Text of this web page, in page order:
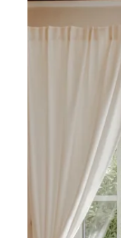
Interiör
Vi kliver upp på
tv-rum och
golvvärme.
I anslutning
matbord.
frys i fullhöjd,
Vardagsrummet